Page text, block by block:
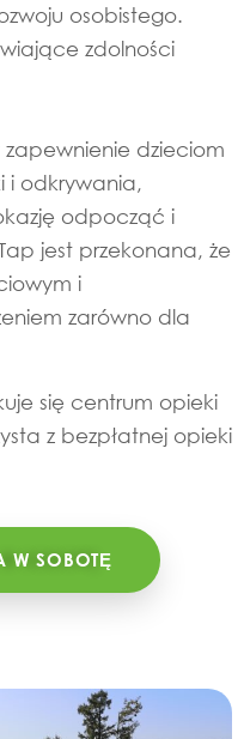
osobistego.
zdolności
zapewnienie dzieciom
i odkrywania,
odpocząć i
jest przekonana, że
i
zarówno dla
się centrum opieki
z bezpłatnej opieki
W SOBOTĘ